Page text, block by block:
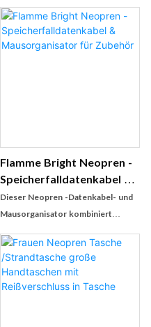
Glättersteine, Bügeleisen
Und
Haarpflegemittelzubehör
Flamme Bright Neopren -
Speicherfalldatenkabel &
Mausorganisator Für
Zubehör
Dieser Neopren -Datenkabel- und
Mausorganisator kombiniert
Bedeutung und bietet eine ideale
Lösung für den effizienten
Speicher- und Geräteschutz. Ob für